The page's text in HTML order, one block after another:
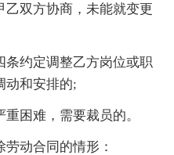
乙双方协商，未能就变更
约定调整乙方岗位或职
动和安排的;
困难，需要裁员的。
动合同的情形：